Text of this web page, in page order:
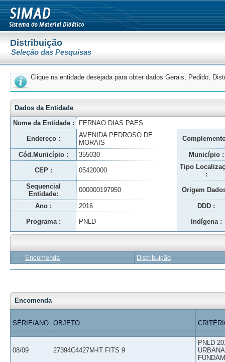
Distribuição
Seleção das Pesquisas
Clique na entidade desejada para obter dados Gerais, Pedido,
Dados da Entidade
Nome da Entidade :
FERNAO DIAS PAES
Endereço :
AVENIDA PEDROSO DE
MORAIS
Cód.Município : 355030 Município :
CEP : 05420000
Tipo
:
Sequencial
Entidade:
000000197950 Origem
Ano : 2016 DDD :
Programa : PNLD Indígena :
Encomenda Distribuição
Encomenda
SÉRIE/ANO OBJETO
08/09 27394C4427M-IT FITS 9
PNLD